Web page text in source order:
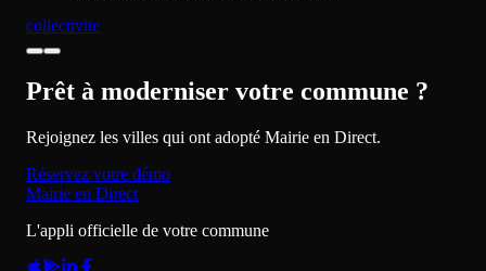
collectivite
Prêt à moderniser votre commune ?
Rejoignez les villes qui ont adopté Mairie en Direct.
Réservez votre démo
Mairie en Direct
L'appli officielle de votre commune